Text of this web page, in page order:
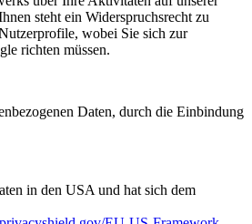
steht ein Widerspruchsrecht zu
wobei Sie sich zur
richten müssen.
Daten, durch die Einbindung
in den USA und hat sich dem